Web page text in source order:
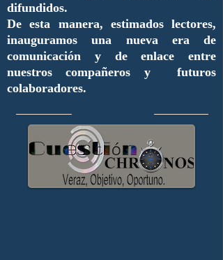
difundidos.
De esta manera, estimados lectores,
inauguramos una nueva era de
comunicación y de enlace entre
nuestros compañeros y futuros
colaboradores.